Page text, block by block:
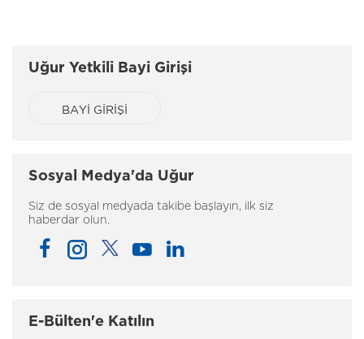
Uğur Yetkili Bayi Girişi
BAYİ GİRİŞİ
Sosyal Medya'da Uğur
Siz de sosyal medyada takibe başlayın, ilk siz
haberdar olun.
E-Bülten'e Katılın